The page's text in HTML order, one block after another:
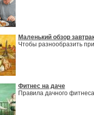
Маленький обзор
Чтобы разнообразить
Фитнес на даче
Правила дачного